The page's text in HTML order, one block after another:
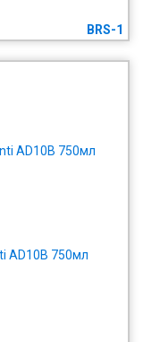
BRS-1
AD10B 750мл